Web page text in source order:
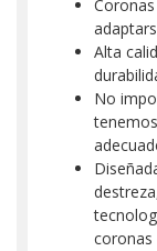
Alta
No
coronas